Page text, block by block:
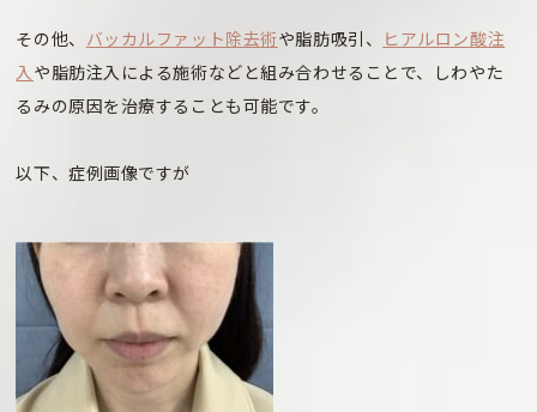
その他、 バッカルファット除去術や脂肪吸引、 ヒアルロン酸注
入や脂肪注入による施術などと組み合わせることで、しわやた
るみの原因を治療することも可能です。
以下、症例画像ですが